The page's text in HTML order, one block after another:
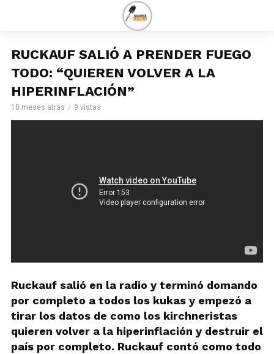
RUCKAUF SALIÓ A PRENDER FUEGO
TODO: “QUIEREN VOLVER A LA
HIPERINFLACIÓN”
10 meses atrás 9 vistas
Ruckauf salió en la radio y terminó domando
por completo a todos los kukas y empezó a
tirar los datos de como los kirchneristas
quieren volver a la hiperinflación y destruir el
país por completo. Ruckauf contó como todo